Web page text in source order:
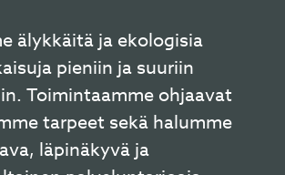
älykkäitä ja ekologisia
pieniin ja suuriin
Toimintaamme ohjaavat
tarpeet sekä halumme
läpinäkyvä ja